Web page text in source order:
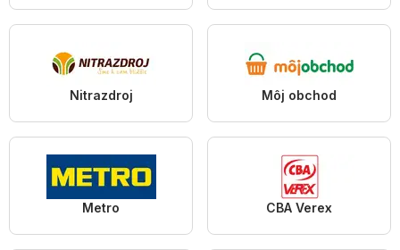
Nitrazdroj Môj obchod
Metro CBA Verex